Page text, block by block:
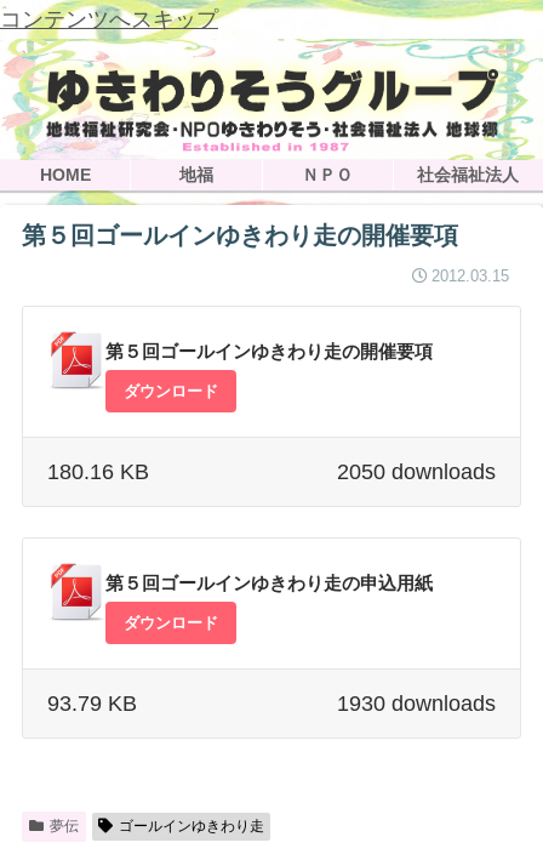
コンテンツへスキップ
HOME 地福 ＮＰＯ 社会福祉法人
第５回ゴールインゆきわり走の開催要項
2012.03.15
第５回ゴールインゆきわり走の開催要項
ダウンロード
2050 downloads
180.16 KB
第５回ゴールインゆきわり走の申込用紙
ダウンロード
1930 downloads
93.79 KB
夢伝 ゴールインゆきわり走